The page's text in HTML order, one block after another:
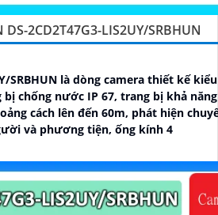
DS-2CD2T47G3-LIS2UY/SRBHUN
SRBHUN là dòng camera thiết kế
IP 67, trang bị khả năng nhìn có
cách lên đến 60m, phát hiện
và phương tiện, ống kính 4